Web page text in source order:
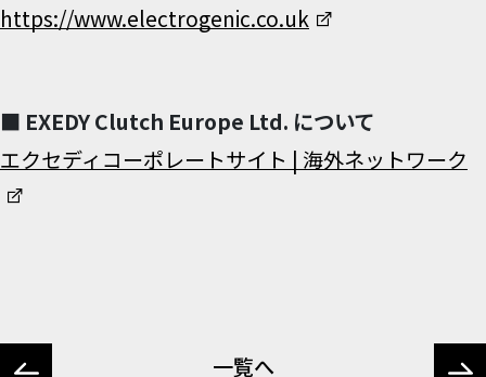
https://www.electrogenic.co.uk
■ EXEDY Clutch Europe Ltd. について
エクセディコーポレートサイト | 海外ネットワーク
前の 一覧へ 次の